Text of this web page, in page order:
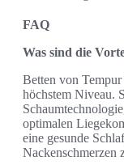
FAQ
Was sind die
Betten von
höchstem Niveau.
optimalen
eine gesunde
Nackenschmerzen